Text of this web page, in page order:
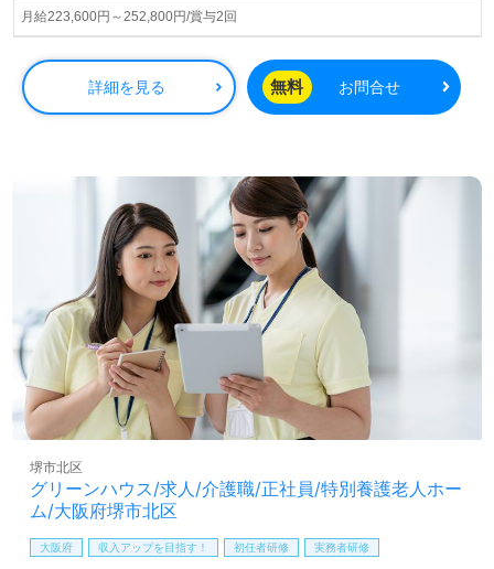
を展開されています。
◎幅広い年代層の方が活躍中！豊富なキャリアパスで未来
を描く！資格支援制度、キャリアアップ制度充実の事業所
様！◎
いポイント！『ご入居者様のお一人おひとりの想いに寄り
添いたい、資格/経験を活かしたい』『働きながらキャリア
アップを目指したい』『介護職を通じてなりたい自分を目
指したい』『転職で施設形態や環境を変えて働きたい』等
の方も大歓迎です。募集詳細等、担当コンサルタントより
ご案内します。お問い合わせも遠慮なくお願いします。
全国の求人ご紹介！医療/福祉業界の正社員/パート求人探
しは【ウィルオブ介護】＊求人情報収集、将来的検討の方
も遠慮なく＊
LINE、メール、お電話などご希望に応じてお問い合わせ/ご
相談可能です。転職相談、求人紹介、年収交渉など完全無
あり！＞"転職支援"のプロと一緒に転職活動！お問い合わ
せお待ちしております。
月給223,600円～252,800円/賞与2回
詳細を見る 無料 お問合せ
グリーンハウス/求人/介護職/正社員/特別養護老人ホー
ム/大阪府堺市北区
堺市北区
大阪府 収入アップを目指す！ 初任者研修 実務者研修